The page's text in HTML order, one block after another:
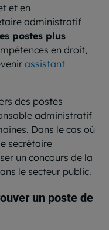
et en
administratif
postes plus
en droit,
assistant
des postes
administratif
Dans le cas où
secrétaire
un concours de la
le secteur public.
un poste de